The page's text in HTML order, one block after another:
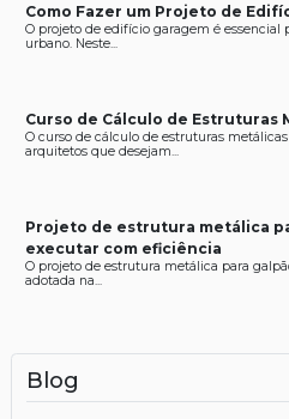
Como Fazer um Projeto de
O projeto de edifício garagem é essencial
urbano. Neste...
Curso de Cálculo de Estruturas
O curso de cálculo de estruturas
arquitetos que desejam...
Projeto de estrutura metálica
executar com eficiência
O projeto de estrutura metálica para
adotada na...
Blog